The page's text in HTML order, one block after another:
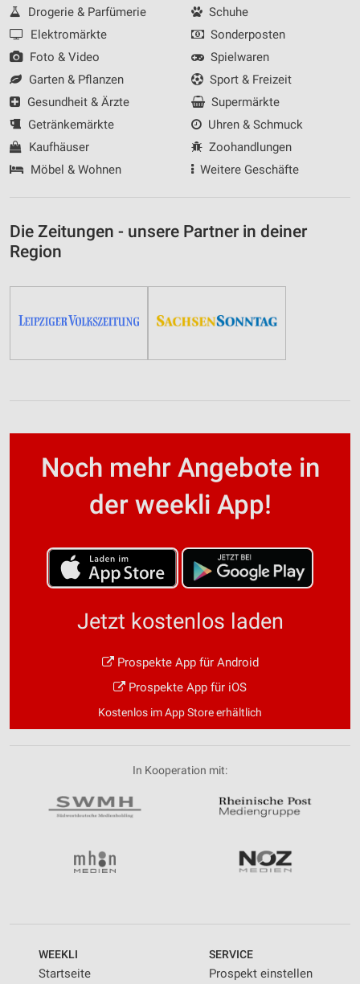
Drogerie & Parfümerie
Elektromärkte
Foto & Video
Garten & Pflanzen
Gesundheit & Ärzte
Getränkemärkte
Kaufhäuser
Möbel & Wohnen
Schuhe
Sonderposten
Spielwaren
Sport & Freizeit
Supermärkte
Uhren & Schmuck
Zoohandlungen
Weitere Geschäfte
Die Zeitungen - unsere Partner in deiner
Region
Noch mehr Angebote in
der weekli App!
Jetzt kostenlos laden
Prospekte App für Android
Prospekte App für iOS
Kostenlos im App Store erhältlich
In Kooperation mit:
WEEKLI
Startseite
SERVICE
Prospekt einstellen